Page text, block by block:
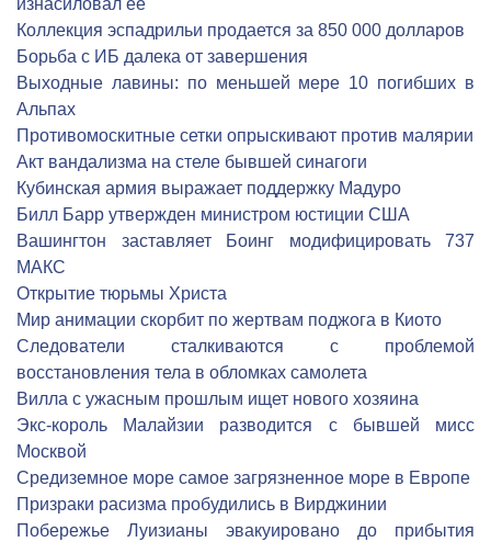
изнасиловал ее
Коллекция эспадрильи продается за 850 000 долларов
Борьба с ИБ далека от завершения
Выходные лавины: по меньшей мере 10 погибших в
Альпах
Противомоскитные сетки опрыскивают против малярии
Акт вандализма на стеле бывшей синагоги
Кубинская армия выражает поддержку Мадуро
Билл Барр утвержден министром юстиции США
Вашингтон заставляет Боинг модифицировать 737
МАКС
Открытие тюрьмы Христа
Мир анимации скорбит по жертвам поджога в Киото
Следователи сталкиваются с проблемой
восстановления тела в обломках самолета
Вилла с ужасным прошлым ищет нового хозяина
Экс-король Малайзии разводится с бывшей мисс
Москвой
Средиземное море самое загрязненное море в Европе
Призраки расизма пробудились в Вирджинии
Побережье Луизианы эвакуировано до прибытия